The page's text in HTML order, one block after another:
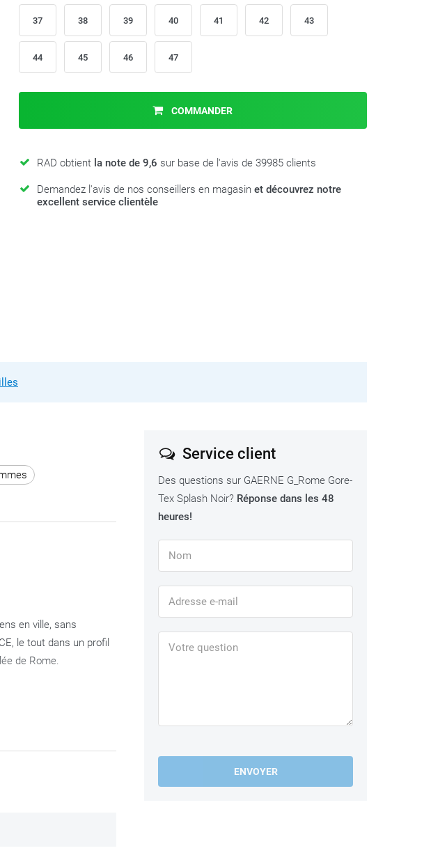
37 38 39 40 41 42 43
44 45 46 47
COMMANDER
RAD obtient la note de 9,6 sur base de l'avis de 39985 clients
Demandez l'avis de nos conseillers en magasin et découvrez notre
excellent service clientèle
en ville, sans
le tout dans un profil
de Rome.
en dehors des mois
Service client
Des questions sur GAERNE G_Rome Gore-
Tex Splash Noir? Réponse dans les 48
heures!
ENVOYER